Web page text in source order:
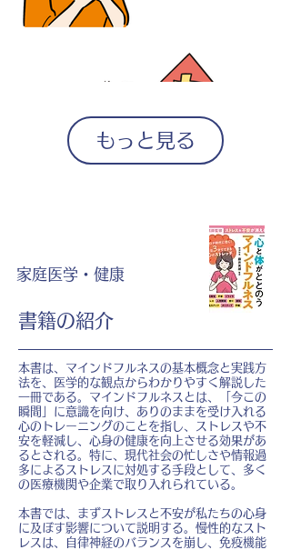
もっと見る
家庭医学・健康
書籍の紹介
本書は、マインドフルネスの基本概念と実践方
法を、医学的な観点からわかりやすく解説した
一冊である。マインドフルネスとは、「今この
瞬間」に意識を向け、ありのままを受け入れる
心のトレーニングのことを指し、ストレスや不
安を軽減し、心身の健康を向上させる効果があ
るとされる。特に、現代社会の忙しさや情報過
多によるストレスに対処する手段として、多く
の医療機関や企業で取り入れられている。
本書では、まずストレスと不安が私たちの心身
に及ぼす影響について説明する。慢性的なスト
レスは、自律神経のバランスを崩し、免疫機能